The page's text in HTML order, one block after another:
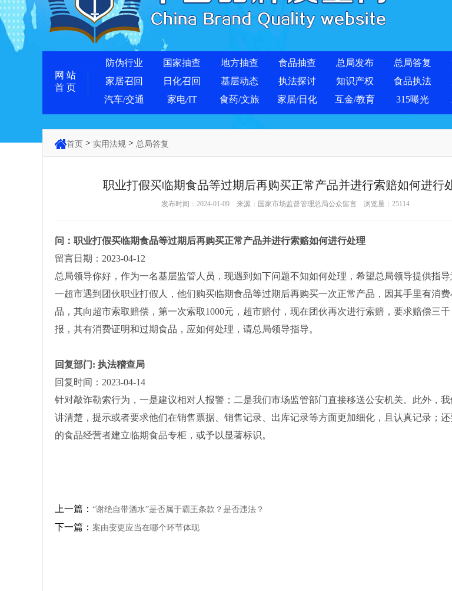
网 站
首 页
防伪行业 国家抽查 地方抽查 食品抽查 总局发布 总局答复
家居召回
日化召回 基层动态 执法探讨 知识产权 食品执法
汽车/交通
家电/IT 食药/文旅 家居/日化 互金/教育 315曝光
首页 > 实用法规 > 总局答复
职业打假买临期食品等过期后再购买正常产品并进行索赔如何进行
发布时间：2024-01-09 来源：国家市场监督管理总局公众留言 浏览量： 25114
问：职业打假买临期食品等过期后再购买正常产品并进行索赔如何进行处理
留言日期：2023-04-12
总局领导你好，作为一名基层监管人员，现遇到如下问题不知如何处理，希望总局领导提供指
一超市遇到团伙职业打假人，他们购买临期食品等过期后再购买一次正常产品，因其手里有消
品，其向超市索取赔偿，第一次索取1000元，超市赔付，现在团伙再次进行索赔，要求赔偿三
报，其有消费证明和过期食品，应如何处理，请总局领导指导。
回复部门: 执法稽查局
回复时间：2023-04-14
针对敲诈勒索行为，一是建议相对人报警；二是我们市场监管部门直接移送公安机关。此外，我
讲清楚，提示或者要求他们在销售票据、销售记录、出库记录等方面更加细化，且认真记录；
的食品经营者建立临期食品专柜，或予以显著标识。
上一篇： “谢绝自带酒水”是否属于霸王条款？是否违法？
下一篇： 案由变更应当在哪个环节体现